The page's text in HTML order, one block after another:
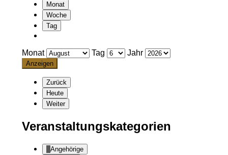
Monat
Woche
Tag
Monat Tag Jahr
Zurück
Heute
Weiter
Veranstaltungskategorien
Angehörige